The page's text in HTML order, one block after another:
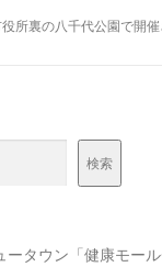
所裏の八千代公園で開
検索
タウン「健康モール